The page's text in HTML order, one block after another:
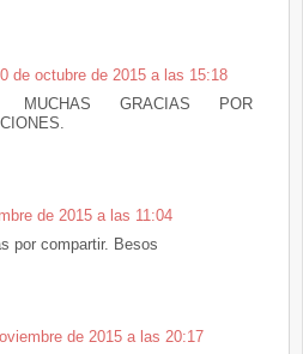
de octubre de 2015 a las 15:18
MUCHAS GRACIAS POR
de 2015 a las 11:04
por compartir. Besos
de 2015 a las 20:17